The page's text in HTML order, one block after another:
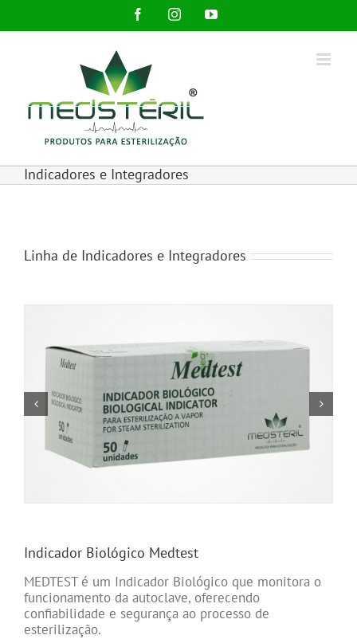
FacebookInstagramYouTube
Indicadores e Integradores
Linha de Indicadores e Integradores
Indicador Biológico Medtest
MEDTEST é um Indicador Biológico que monitora o
funcionamento da autoclave, oferecendo
confiabilidade e segurança ao processo de
esterilização.